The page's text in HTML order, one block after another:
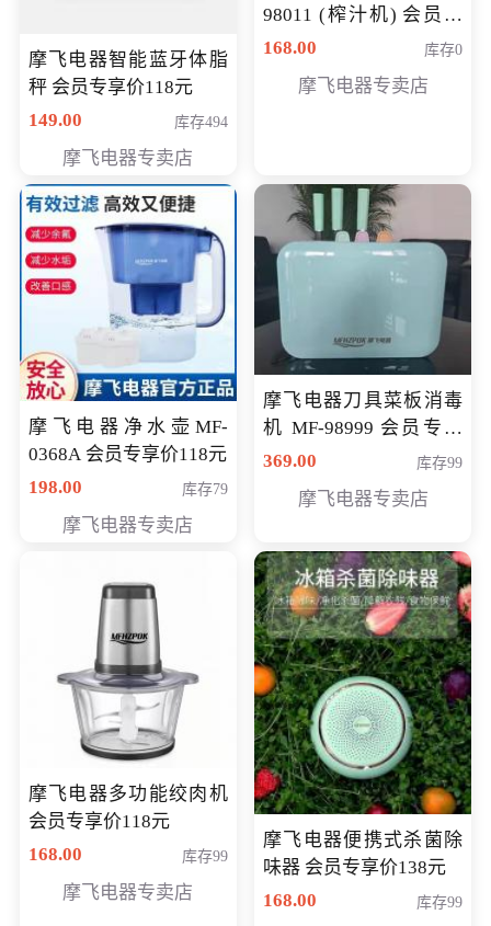
摩飞电器智能蓝牙体脂
秤 会员专享价118元
149.00
库存494
摩飞电器专卖店
98011 (榨汁机) 会员专
享价138元
168.00 库存0
摩飞电器专卖店
摩飞电器净水壶MF-
0368A 会员专享价118元
198.00
库存79
摩飞电器专卖店
摩飞电器刀具菜板消毒
机 MF-98999 会员专享
价286元
369.00 库存99
摩飞电器专卖店
摩飞电器多功能绞肉机
会员专享价118元
168.00
库存99
摩飞电器专卖店
摩飞电器便携式杀菌除
味器 会员专享价138元
168.00
库存99